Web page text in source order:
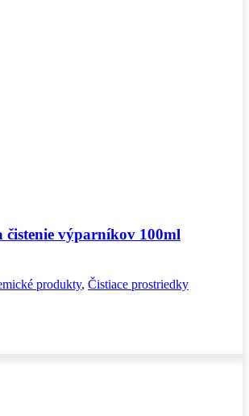
čistenie výparníkov 100ml
produkty, Čistiace prostriedky